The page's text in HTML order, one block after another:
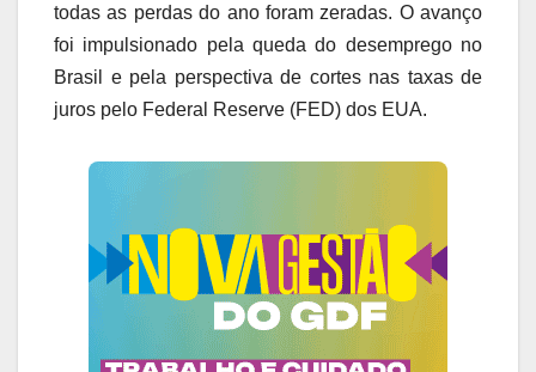
todas as perdas do ano foram zeradas. O avanço
foi impulsionado pela queda do desemprego no
Brasil e pela perspectiva de cortes nas taxas de
juros pelo Federal Reserve (FED) dos EUA.